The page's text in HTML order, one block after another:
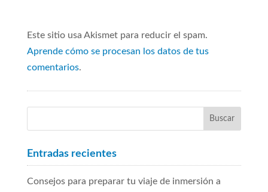
Este sitio usa Akismet para reducir el spam.
Aprende cómo se procesan los datos de tus
comentarios.
Entradas recientes
Consejos para preparar tu viaje de inmersión a